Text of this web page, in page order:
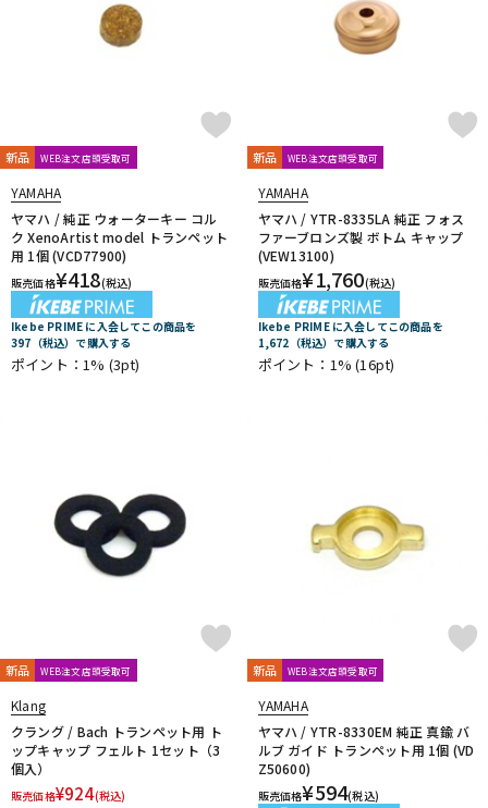
新品 WEB注文店頭受取可
YAMAHA
ヤマハ / 純正 ウォーターキー コル
ク XenoArtist model トランペット
用 1個 (VCD77900)
販売価格¥418(税込)
Ikebe PRIME に入会してこの商品を
397（税込）で購入する
ポイント：1% (3pt)
新品 WEB注文店頭受取可
YAMAHA
ヤマハ / YTR-8335LA 純正 フォス
ファーブロンズ製 ボトム キャップ
(VEW13100)
販売価格¥1,760(税込)
Ikebe PRIME に入会してこの商品を
1,672（税込）で購入する
ポイント：1%(16pt)
新品 WEB注文店頭受取可
Klang
クラング / Bach トランペット用 ト
ップキャップ フェルト 1セット（3
個入）
販売価格¥924(税込)
新品 WEB注文店頭受取可
YAMAHA
ヤマハ / YTR-8330EM 純正 真鍮 バ
ルブ ガイド トランペット用 1個 (VD
Z50600)
販売価格¥594(税込)